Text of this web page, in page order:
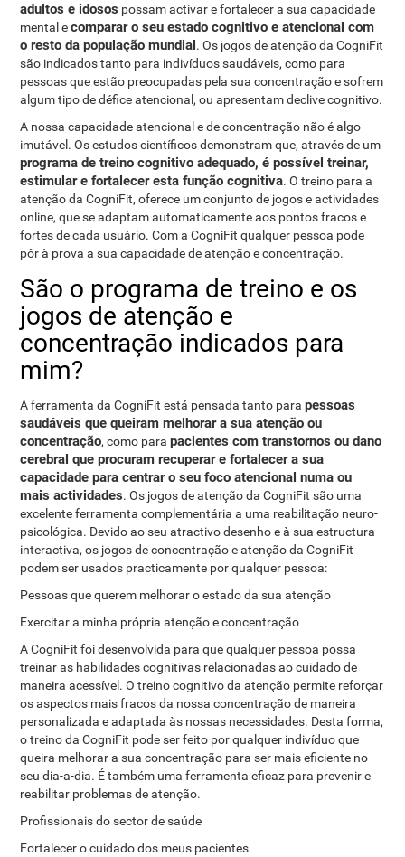
adultos e idosos possam activar e fortalecer a sua capacidade
mental ecomparar o seu estado cognitivo e atencional com
o resto da população mundial. Os jogos de atenção da CogniFit
são indicados tanto para indivíduos saudáveis, como para
pessoas que estão preocupadas pela sua concentração e sofrem
algum tipo de défice atencional, ou apresentam declive cognitivo.
A nossa capacidade atencional e de concentração não é algo
imutável. Os estudos científicos demonstram que, através de um
programa de treino cognitivo adequado, é possível treinar,
estimular e fortalecer esta função cognitiva. O treino para a
atenção da CogniFit, oferece um conjunto de jogos e actividades
online, que se adaptam automaticamente aos pontos fracos e
fortes de cada usuário. Com a CogniFit qualquer pessoa pode
pôr à prova a sua capacidade de atenção e concentração.
São o programa de treino e os
jogos de atenção e
concentração indicados para
mim?
A ferramenta da CogniFit está pensada tanto parapessoas
saudáveis que queiram melhorar a sua atenção ou
concentração, como parapacientes com transtornos ou dano
cerebral que procuram recuperar e fortalecer a sua
capacidade para centrar o seu foco atencional numa ou
mais actividades. Os jogos de atenção da CogniFit são uma
excelente ferramenta complementária a uma reabilitação neuro-
psicológica. Devido ao seu atractivo desenho e à sua estructura
interactiva, os jogos de concentração e atenção da CogniFit
podem ser usados practicamente por qualquer pessoa:
Pessoas que querem melhorar o estado da sua atenção
Exercitar a minha própria atenção e concentração
A CogniFit foi desenvolvida para que qualquer pessoa possa
treinar as habilidades cognitivas relacionadas ao cuidado de
maneira acessível. O treino cognitivo da atenção permite reforçar
os aspectos mais fracos da nossa concentração de maneira
personalizada e adaptada às nossas necessidades. Desta forma,
o treino da CogniFit pode ser feito por qualquer indivíduo que
queira melhorar a sua concentração para ser mais eficiente no
seu dia-a-dia. É também uma ferramenta eficaz para prevenir e
reabilitar problemas de atenção.
Profissionais do sector de saúde
Fortalecer o cuidado dos meus pacientes